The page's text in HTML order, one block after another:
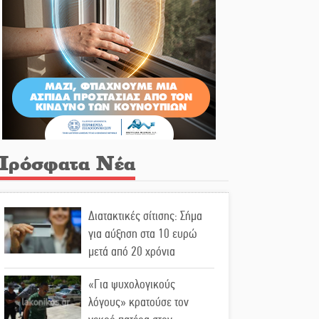
Νέα
Διατακτικές σίτισης: Σήμα
για αύξηση στα 10 ευρώ
μετά από 20 χρόνια
«Για ψυχολογικούς
λόγους» κρατούσε τον